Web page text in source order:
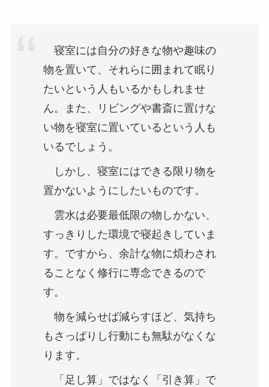
寝室には自分の好きな物や趣味の
物を置いて、それらに囲まれて眠り
たいという人もいるかもしれませ
ん。また、リビングや書斎に置けな
い物を寝室に置いているという人も
いるでしょう。
しかし、寝室にはできる限り物を
置かないようにしたいものです。
雲水は必要最低限の物しかない、
すっきりした環境で寝起きしていま
す。ですから、余計な物に煩わされ
ることなく修行に専念できるので
す。
物を減らせば減らすほど、気持ち
もさっぱりし行動にも無駄がなくな
ります。
「足し算」ではなく「引き算」で